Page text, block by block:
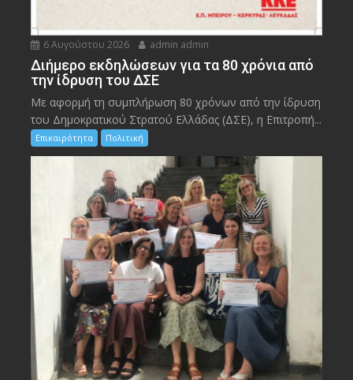
6 Αυγούστου 2026 admin admin
Διήμερο εκδηλώσεων για τα 80 χρόνια από
την ίδρυση του ΔΣΕ
Με αφορμή τη συμπλήρωση 80 χρόνων από την ίδρυση
του Δημοκρατικού Στρατού Ελλάδας (ΔΣΕ), η Επιτροπή...
Επικαιρότητα Πολιτική